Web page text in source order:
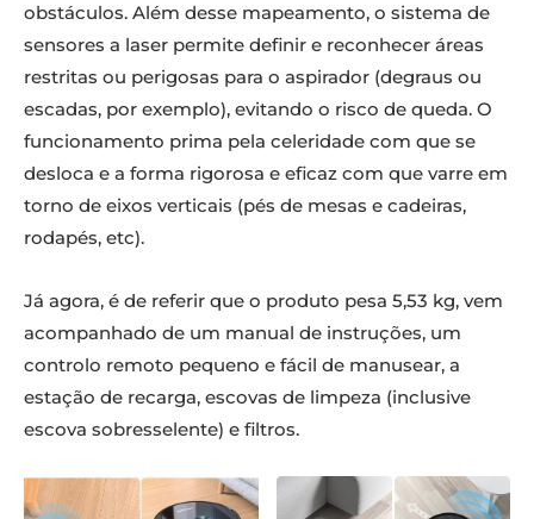
obstáculos. Além desse mapeamento, o sistema de
sensores a laser permite definir e reconhecer áreas
restritas ou perigosas para o aspirador (degraus ou
escadas, por exemplo), evitando o risco de queda. O
funcionamento prima pela celeridade com que se
desloca e a forma rigorosa e eficaz com que varre em
torno de eixos verticais (pés de mesas e cadeiras,
rodapés, etc).
Já agora, é de referir que o produto pesa 5,53 kg, vem
acompanhado de um manual de instruções, um
controlo remoto pequeno e fácil de manusear, a
estação de recarga, escovas de limpeza (inclusive
escova sobresselente) e filtros.